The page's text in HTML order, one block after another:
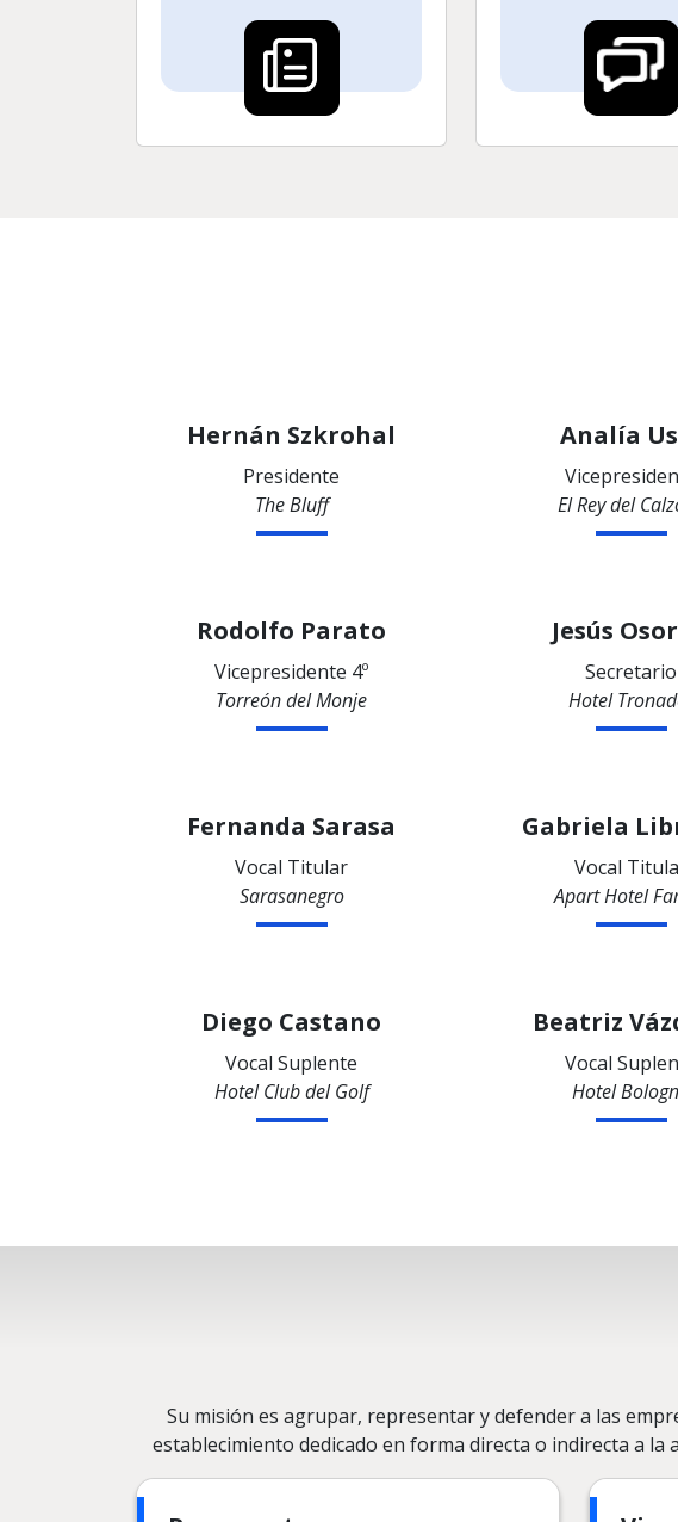
Hernán Szkrohal
Presidente
The Bluff
Analía
El Rey del
Rodolfo Parato
Vicepresidente 4º
Torreón del Monje
Jesús
Secretario
Hotel
Fernanda Sarasa
Vocal Titular
Sarasanegro
Gabriela
Vocal
Apart Hotel
Diego Castano
Vocal Suplente
Hotel Club del Golf
Beatriz
Vocal
Hotel
Su misión es agrupar, representar y defender a las
establecimiento dedicado en forma directa o indirecta a